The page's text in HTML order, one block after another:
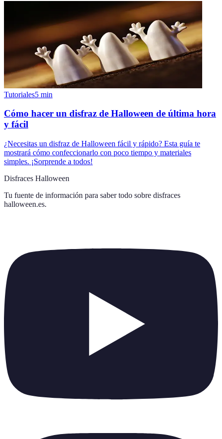
Tutoriales5 min
Cómo hacer un disfraz de Halloween de última hora
y fácil
¿Necesitas un disfraz de Halloween fácil y rápido? Esta guía te
mostrará cómo confeccionarlo con poco tiempo y materiales
simples. ¡Sorprende a todos!
Disfraces Halloween
Tu fuente de información para saber todo sobre disfraces
halloween.es.